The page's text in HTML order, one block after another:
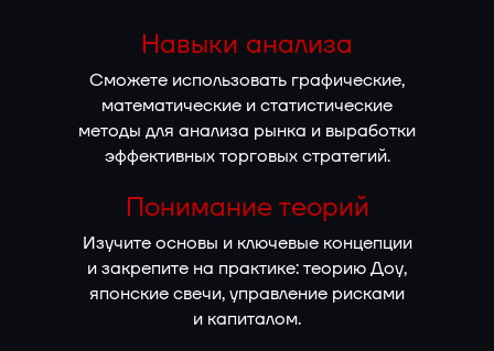
Навыки анализа
Сможете использовать графические,
математические и статистические
методы для анализа рынка и выработки
эффективных торговых стратегий.
Понимание теорий
Изучите основы и ключевые концепции
и закрепите на практике: теорию Доу,
японские свечи, управление рисками
и капиталом.